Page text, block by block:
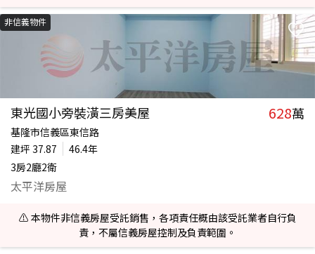
非信義物件
東光國小旁裝潢三房美屋 628萬
基隆市信義區東信路
建坪 37.87
46.4年
3房2廳2衛
太平洋房屋
⚠️ 本物件非信義房屋受託銷售，各項責任概由該受託業者自行負
責，不屬信義房屋控制及負責範圍。